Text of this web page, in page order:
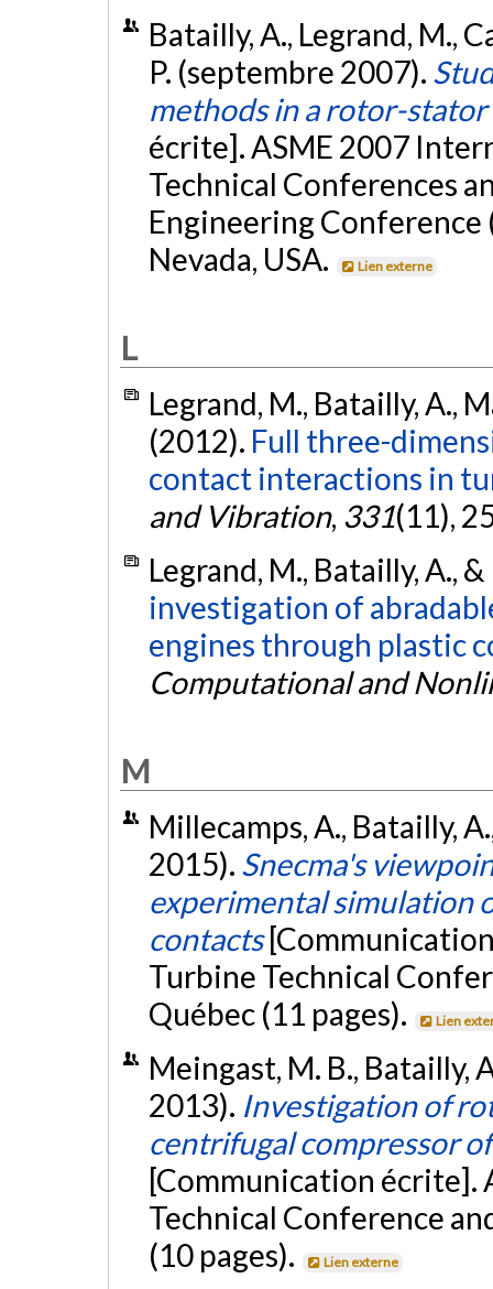
Batailly, A., Legrand, M.,
P. (septembre 2007).
methods in a rotor-
écrite]. ASME 2007
Technical Conferences
Engineering Conference
Nevada, USA.
Lien externe
L
Legrand, M., Batailly, A.,
(2012). Full three-
contact interactions in
and Vibration, 331(11),
Legrand, M., Batailly, A.,
investigation of
engines through plastic
Computational and
M
Millecamps, A., Batailly,
2015). Snecma's
experimental simulation
contacts
Turbine Technical
Québec (11 pages).
Lien
Meingast, M. B., Batailly,
2013). Investigation of
centrifugal compressor
[Communication écrite].
Technical Conference
(10 pages).
Lien externe